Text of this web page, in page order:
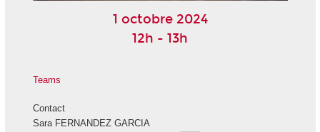
1 octobre 2024
12h - 13h
Teams
Contact
Sara FERNANDEZ GARCIA